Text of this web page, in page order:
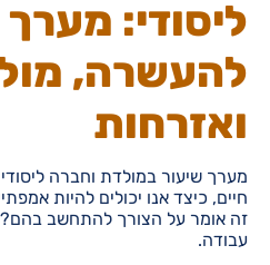
ליסודי:
להעשרה,
ואזרחות
מערך שיעור במולדת וחברה
חיים, כיצד אנו יכולים להיות
זה אומר על הצורך להתחשב בהם?
עבודה.